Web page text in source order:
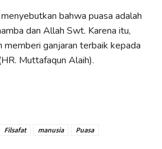
bahwa puasa adalah
dan Allah Swt. Karena itu,
memberi ganjaran terbaik kepada
Muttafaqun Alaih).
Filsafat manusia Puasa